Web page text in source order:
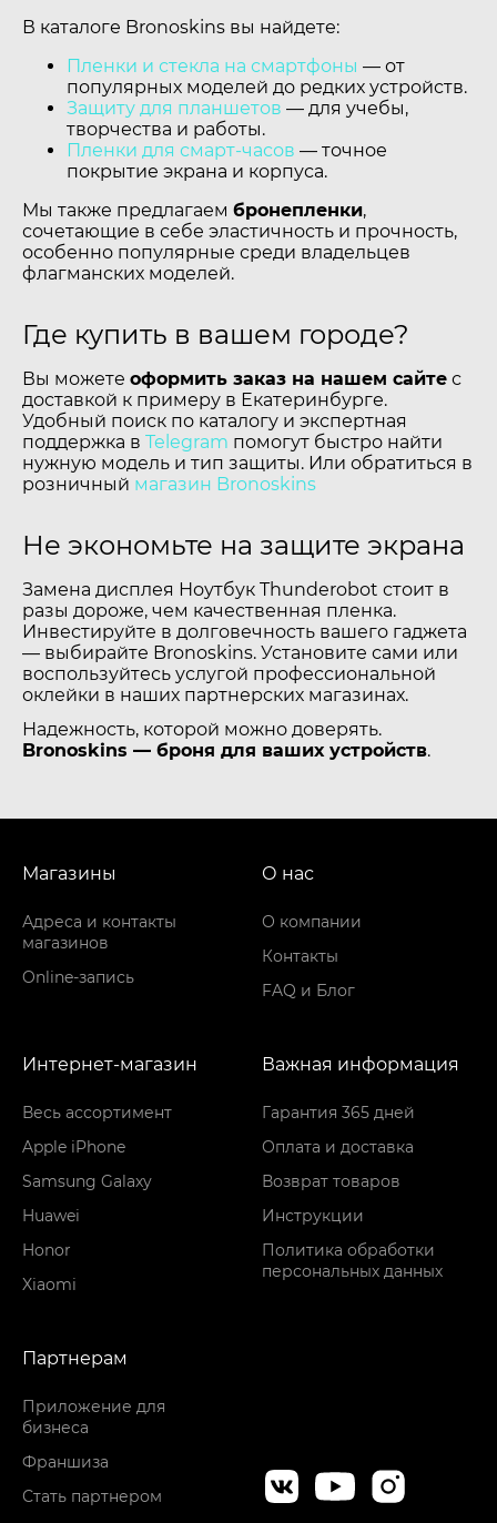
В каталоге Bronoskins вы найдете:
Пленки и стекла на смартфоны — от
популярных моделей до редких устройств.
Защиту для планшетов — для учебы,
творчества и работы.
Пленки для смарт-часов — точное
покрытие экрана и корпуса.
Мы также предлагаем бронепленки,
сочетающие в себе эластичность и прочность,
особенно популярные среди владельцев
флагманских моделей.
Где купить в вашем городе?
Вы можете оформить заказ на нашем сайте с
доставкой к примеру в Екатеринбурге.
Удобный поиск по каталогу и экспертная
поддержка в Telegram помогут быстро найти
нужную модель и тип защиты. Или обратиться в
розничный магазин Bronoskins
Не экономьте на защите экрана
Замена дисплея Ноутбук Thunderobot стоит в
разы дороже, чем качественная пленка.
Инвестируйте в долговечность вашего гаджета
— выбирайте Bronoskins. Установите сами или
воспользуйтесь услугой профессиональной
оклейки в наших партнерских магазинах.
Надежность, которой можно доверять.
Bronoskins — броня для ваших устройств.
Магазины
Адреса и контакты
магазинов
Online-запись
О нас
О компании
Контакты
FAQ и Блог
Интернет-магазин
Весь ассортимент
Apple iPhone
Samsung Galaxy
Huawei
Honor
Xiaomi
Важная информация
Гарантия 365 дней
Оплата и доставка
Возврат товаров
Инструкции
Политика обработки
персональных данных
Партнерам
Приложение для
бизнеса
Франшиза
Стать партнером